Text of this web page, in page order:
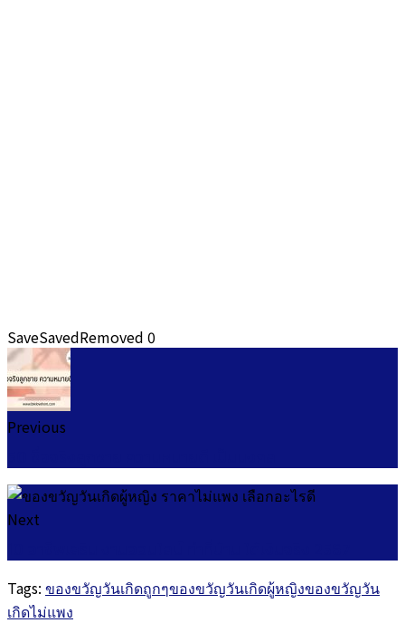
SaveSavedRemoved 0
Previous
Next
Tags: ของขวัญวันเกิดถูกๆของขวัญวันเกิดผู้หญิงของขวัญวัน
เกิดไม่แพง